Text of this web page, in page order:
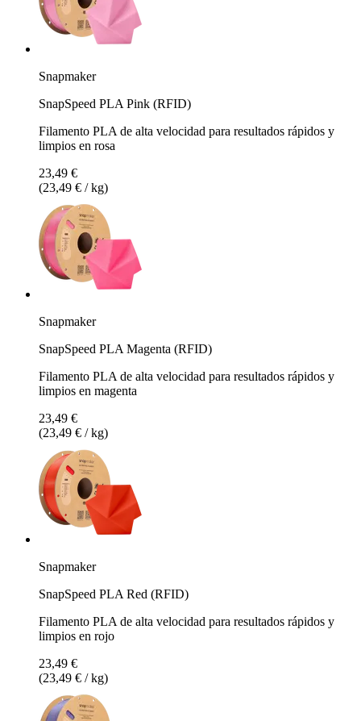
Snapmaker
SnapSpeed PLA Pink (RFID)
Filamento PLA de alta velocidad para resultados rápidos y
limpios en rosa
23,49 €
(23,49 € / kg)
Snapmaker
SnapSpeed PLA Magenta (RFID)
Filamento PLA de alta velocidad para resultados rápidos y
limpios en magenta
23,49 €
(23,49 € / kg)
Snapmaker
SnapSpeed PLA Red (RFID)
Filamento PLA de alta velocidad para resultados rápidos y
limpios en rojo
23,49 €
(23,49 € / kg)